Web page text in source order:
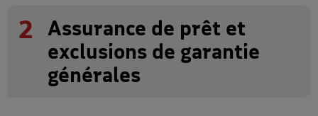
2
Assurance de prêt et
exclusions de garantie
générales